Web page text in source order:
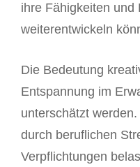
ihre Fähigkeiten und
weiterentwickeln
Die Bedeutung
Entspannung im
unterschätzt
durch beruflichen
Verpflichtungen